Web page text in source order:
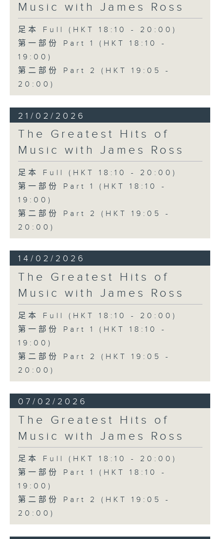
Music with James Ross
足本 Full (HKT 18:10 - 20:00)
第一部份 Part 1 (HKT 18:10 -
19:00)
第二部份 Part 2 (HKT 19:05 -
20:00)
21/02/2026
The Greatest Hits of
Music with James Ross
足本 Full (HKT 18:10 - 20:00)
第一部份 Part 1 (HKT 18:10 -
19:00)
第二部份 Part 2 (HKT 19:05 -
20:00)
14/02/2026
The Greatest Hits of
Music with James Ross
足本 Full (HKT 18:10 - 20:00)
第一部份 Part 1 (HKT 18:10 -
19:00)
第二部份 Part 2 (HKT 19:05 -
20:00)
07/02/2026
The Greatest Hits of
Music with James Ross
足本 Full (HKT 18:10 - 20:00)
第一部份 Part 1 (HKT 18:10 -
19:00)
第二部份 Part 2 (HKT 19:05 -
20:00)